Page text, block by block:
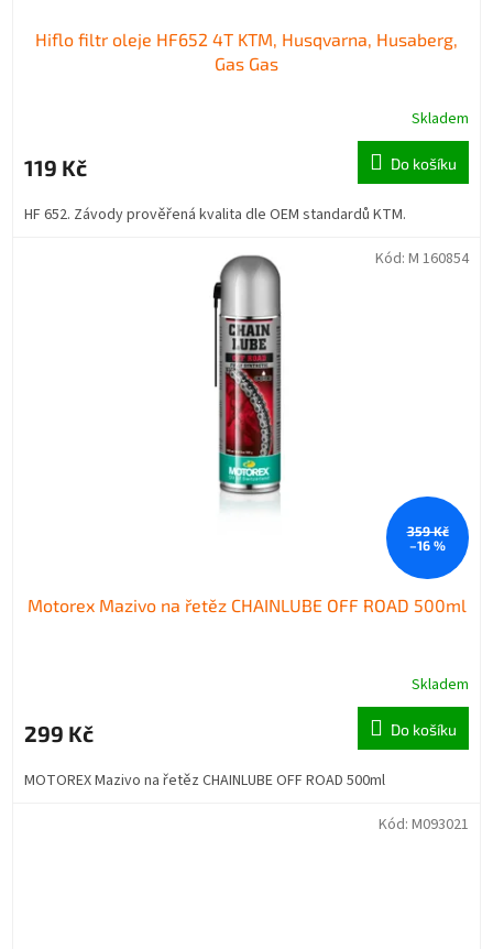
Hiflo filtr oleje HF652 4T KTM, Husqvarna, Husaberg,
Gas Gas
Skladem
119 Kč Do košíku
HF 652. Závody prověřená kvalita dle OEM standardů KTM.
359 Kč
–16 %
Motorex Mazivo na řetěz CHAINLUBE OFF ROAD 500ml
Skladem
299 Kč Do košíku
MOTOREX Mazivo na řetěz CHAINLUBE OFF ROAD 500ml
Kód: M 160854
Kód: M093021